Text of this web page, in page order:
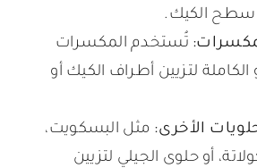
سطح الكيك.
تُستخدم المكسرات
لتزيين أطراف الكيك أو
الأخرى: مثل البسكويت،
أو حلوى الجيلي لتزيين